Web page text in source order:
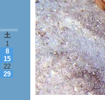
土
1
8
15
22
29